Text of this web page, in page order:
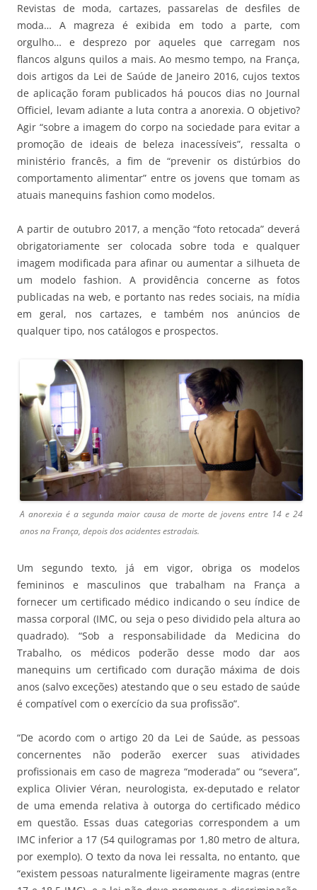
Revistas de moda, cartazes, passarelas de desfiles de
moda… A magreza é exibida em todo a parte, com
orgulho… e desprezo por aqueles que carregam nos
flancos alguns quilos a mais. Ao mesmo tempo, na França,
dois artigos da Lei de Saúde de Janeiro 2016, cujos textos
de aplicação foram publicados há poucos dias no Journal
Officiel, levam adiante a luta contra a anorexia. O objetivo?
Agir “sobre a imagem do corpo na sociedade para evitar a
promoção de ideais de beleza inacessíveis”, ressalta o
ministério francês, a fim de “prevenir os distúrbios do
comportamento alimentar” entre os jovens que tomam as
atuais manequins fashion como modelos.
A partir de outubro 2017, a menção “foto retocada” deverá
obrigatoriamente ser colocada sobre toda e qualquer
imagem modificada para afinar ou aumentar a silhueta de
um modelo fashion. A providência concerne as fotos
publicadas na web, e portanto nas redes sociais, na mídia
em geral, nos cartazes, e também nos anúncios de
qualquer tipo, nos catálogos e prospectos.
A anorexia é a segunda maior causa de morte de jovens entre 14 e 24
anos na França, depois dos acidentes estradais.
Um segundo texto, já em vigor, obriga os modelos
femininos e masculinos que trabalham na França a
fornecer um certificado médico indicando o seu índice de
massa corporal (IMC, ou seja o peso dividido pela altura ao
quadrado). “Sob a responsabilidade da Medicina do
Trabalho, os médicos poderão desse modo dar aos
manequins um certificado com duração máxima de dois
anos (salvo exceções) atestando que o seu estado de saúde
é compatível com o exercício da sua profissão”.
“De acordo com o artigo 20 da Lei de Saúde, as pessoas
concernentes não poderão exercer suas atividades
profissionais em caso de magreza “moderada” ou “severa”,
explica Olivier Véran, neurologista, ex-deputado e relator
de uma emenda relativa à outorga do certificado médico
em questão. Essas duas categorias correspondem a um
IMC inferior a 17 (54 quilogramas por 1,80 metro de altura,
por exemplo). O texto da nova lei ressalta, no entanto, que
“existem pessoas naturalmente ligeiramente magras (entre